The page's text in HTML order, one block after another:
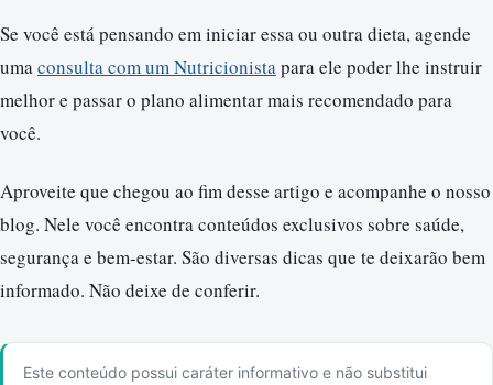
Se você está pensando em iniciar essa ou outra dieta, agende
umaconsulta com um Nutricionistapara ele poder lhe instruir
melhor e passar o plano alimentar mais recomendado para
você.
Aproveite que chegou ao fim desse artigo e acompanhe o nosso
blog. Nele você encontra conteúdos exclusivos sobre saúde,
segurança e bem-estar. São diversas dicas que te deixarão bem
informado. Não deixe de conferir.
Este conteúdo possui caráter informativo e não substitui